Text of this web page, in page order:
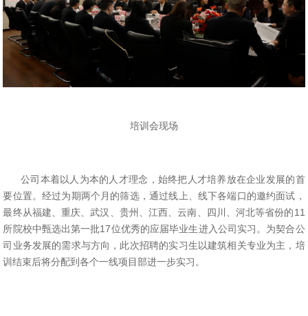
培训会现场
公司本着以人为本的人才理念，始终把人才培养放在企业发展的首
要位置。经过为期两个月的筛选，通过线上、线下各端口的邀约面试，
最终从福建、重庆、武汉、贵州、江西、云南、四川、河北等省份的11
所院校中甄选出第一批17位优秀的应届毕业生进入公司实习。为契合公
司业务发展的需求与方向，此次招聘的实习生以建筑相关专业为主，培
训结束后将分配到各个一线项目部进一步实习。